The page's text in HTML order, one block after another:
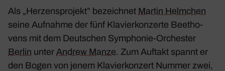
Als „Herzens­pro­jekt” bezeichnet Martin Helm­chen
seine Aufnahme der fünf Klavier­kon­zerte Beet­ho­
vens mit dem Deut­schen Symphonie-Orchester
Berlin unter Andrew Manze. Zum Auftakt spannt er
den Bogen von jenem Klavier­kon­zert Nummer zwei,